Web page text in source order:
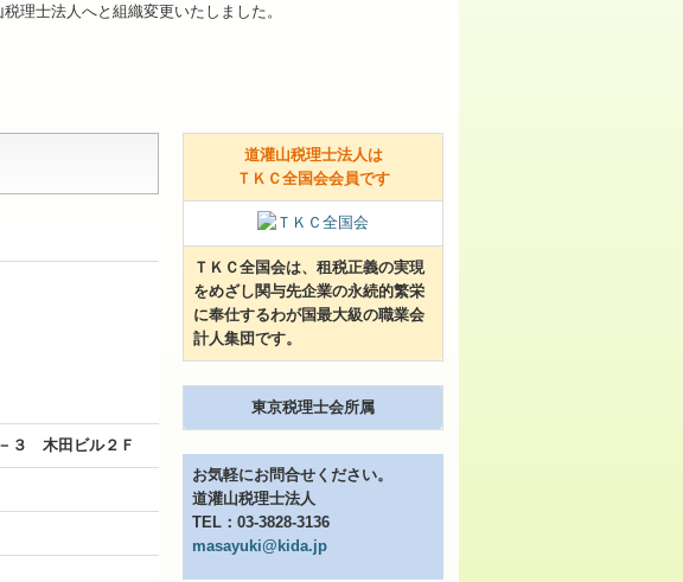
理士法人へと組織変更いたしました。
３ 木田ビル２Ｆ
道灌山税理士法人は
ＴＫＣ全国会会員です
ＴＫＣ全国会は、租税正義の実現
をめざし関与先企業の永続的繁栄
に奉仕するわが国最大級の職業会
計人集団です。
東京税理士会所属
お気軽にお問合せください。
道灌山税理士法人
TEL：03-3828-3136
masayuki@kida.jp